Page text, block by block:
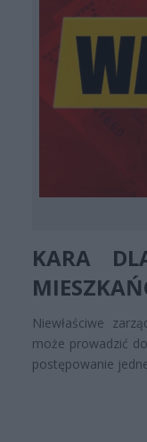
KARA
Niewłaściwe
może prowadzić
postępowanie